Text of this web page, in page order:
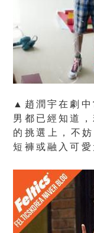
▲趙潤宇在劇中
男都已經知道
的挑選上，不
短褲或融入可愛